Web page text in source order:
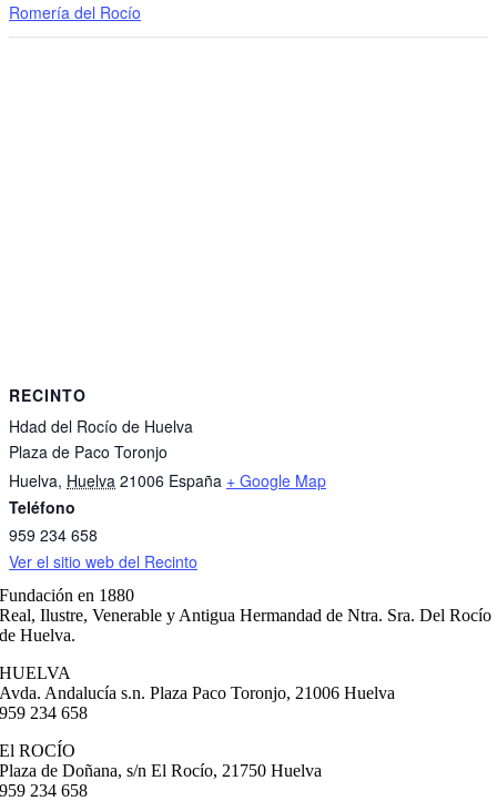
Romería del Rocío
RECINTO
Hdad del Rocío de Huelva
Plaza de Paco Toronjo
Huelva, Huelva 21006 España + Google Map
Teléfono
959 234 658
Ver el sitio web del Recinto
Fundación en 1880
Real, Ilustre, Venerable y Antigua Hermandad de Ntra. Sra. Del Rocío
de Huelva.
HUELVA
Avda. Andalucía s.n. Plaza Paco Toronjo, 21006 Huelva
959 234 658
El ROCÍO
Plaza de Doñana, s/n El Rocío, 21750 Huelva
959 234 658